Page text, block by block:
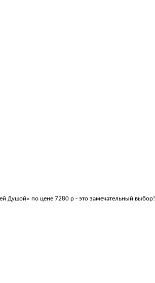
Душой» по цене 7280 р - это замечательный выбор!